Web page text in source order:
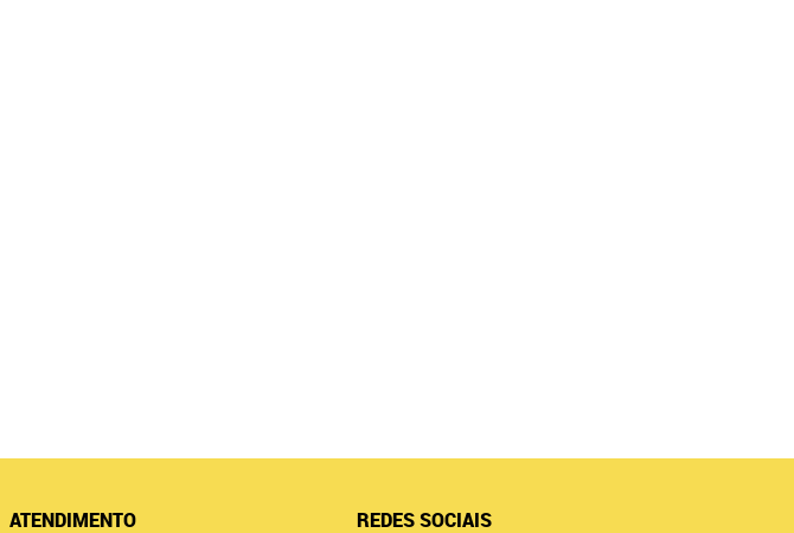
ATENDIMENTO REDES SOCIAIS